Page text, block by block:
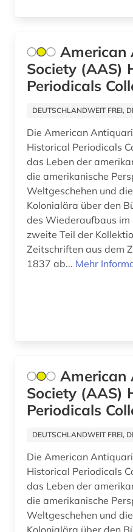
bühnentechnik (1)
bürgerliches recht (1)
cad (1)
caritas (2)
chemie (68)
chemische reaktion (1)
corona (3)
côte divoire (1)
dante alighieri (1)
data mining (1)
daten (1)
American
Society (AAS)
Periodicals
DEUTSCHLANDWEIT FREI,
Die American
Historical Periodicals
das Leben der
die amerikanische
Weltgeschehen und
Kolonialära über den
des Wiederaufbaus im
zweite Teil der
Zeitschriften aus dem
1837 ab... Mehr
American
Society (AAS)
Periodicals
DEUTSCHLANDWEIT FREI,
Die American
Historical Periodicals
das Leben der
die amerikanische
Weltgeschehen und